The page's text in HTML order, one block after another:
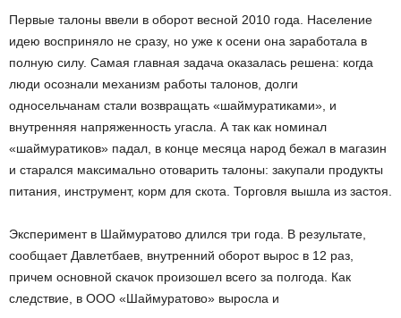
Первые талоны ввели в оборот весной 2010 года. Население
идею восприняло не сразу, но уже к осени она заработала в
полную силу. Самая главная задача оказалась решена: когда
люди осознали механизм работы талонов, долги
односельчанам стали возвращать «шаймуратиками», и
внутренняя напряженность угасла. А так как номинал
«шаймуратиков» падал, в конце месяца народ бежал в магазин
и старался максимально отоварить талоны: закупали продукты
питания, инструмент, корм для скота. Торговля вышла из застоя.
Эксперимент в Шаймуратово длился три года. В результате,
сообщает Давлетбаев, внутренний оборот вырос в 12 раз,
причем основной скачок произошел всего за полгода. Как
следствие, в ООО «Шаймуратово» выросла и